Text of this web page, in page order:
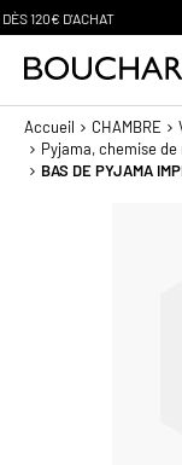
Accueil CHAMBRE
Pyjama, chemise de
BAS DE PYJAMA